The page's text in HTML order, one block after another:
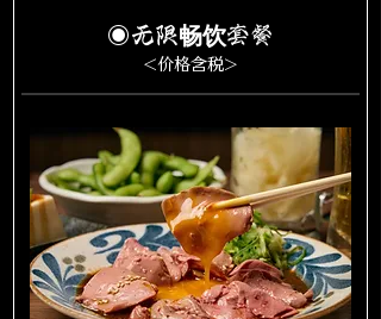
◉无限畅饮套餐
<价格含税>